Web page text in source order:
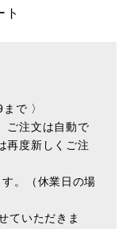
で 〉
ご注文は自動で
再度新しくご注
。（休業日の場
ていただきま